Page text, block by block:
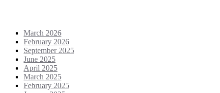
March 2026
February 2026
September 2025
June 2025
April 2025
March 2025
February 2025